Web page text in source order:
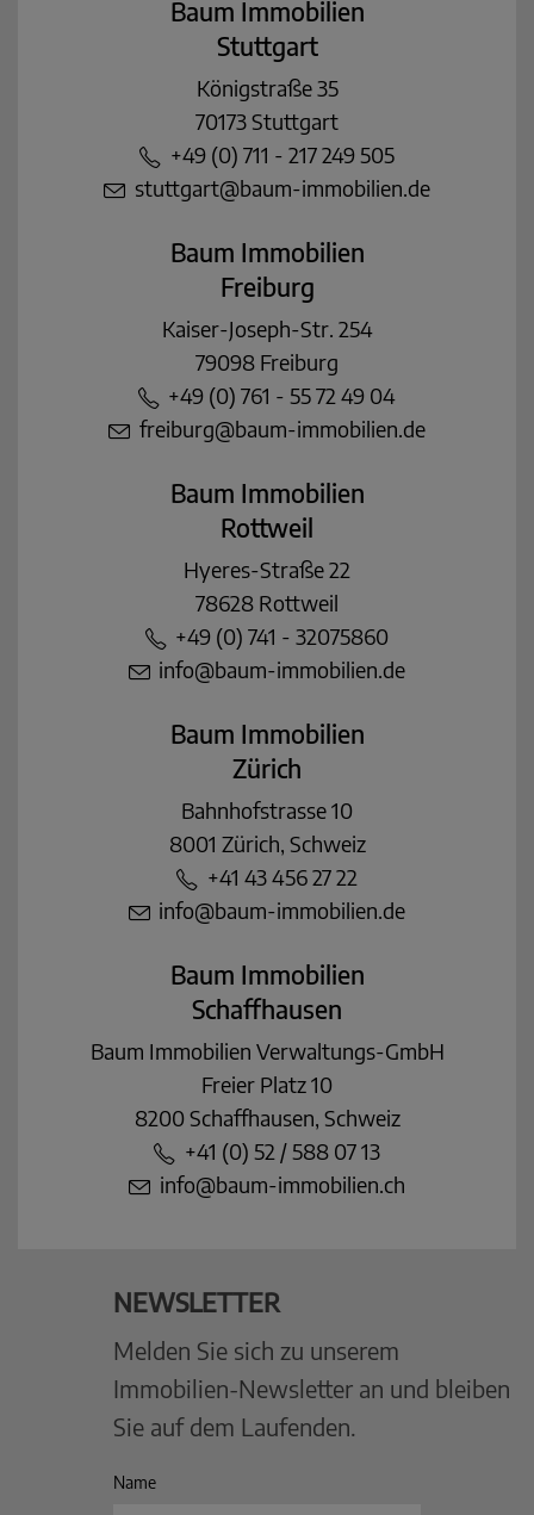
Baum Immobilien
Stuttgart
Königstraße 35
70173 Stuttgart
+49 (0) 711 - 217 249 505
stuttgart@baum-immobilien.de
Baum Immobilien
Freiburg
Kaiser-Joseph-Str. 254
79098 Freiburg
+49 (0) 761 - 55 72 49 04
freiburg@baum-immobilien.de
Baum Immobilien
Rottweil
Hyeres-Straße 22
78628 Rottweil
+49 (0) 741 - 32075860
info@baum-immobilien.de
Baum Immobilien
Zürich
Bahnhofstrasse 10
8001 Zürich, Schweiz
+41 43 456 27 22
info@baum-immobilien.de
Baum Immobilien
Schaffhausen
Baum Immobilien Verwaltungs-GmbH
Freier Platz 10
8200 Schaffhausen, Schweiz
+41 (0) 52 / 588 07 13
info@baum-immobilien.ch
NEWSLETTER
Melden Sie sich zu unserem
Immobilien-Newsletter an und bleiben
Sie auf dem Laufenden.
Name